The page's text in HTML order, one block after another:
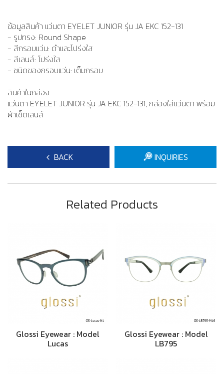
ข้อมูลสินค้า แว่นตา EYELET JUNIOR รุ่น JA EKC 152-131
- รูปทรง: Round Shape
- สีกรอบแว่น: ดำและโปร่งใส
- สีเลนส์: โปร่งใส
- ชนิดของกรอบแว่น: เต็มกรอบ
สินค้าในกล่อง
แว่นตา EYELET JUNIOR รุ่น JA EKC 152-131, กล่องใส่แว่นตา พร้อม
ผ้าเช็ดเลนส์
BACK INQUIRIES
Related Products
Glossi Eyewear : Model
Lucas
Glossi Eyewear : Model
LB795